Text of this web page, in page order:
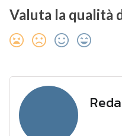
Valuta la qualità